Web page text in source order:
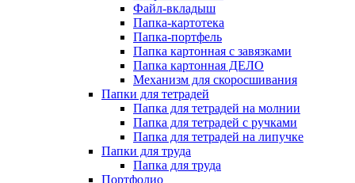
Файл-вкладыш
Папка-картотека
Папка-портфель
Папка картонная с завязками
Папка картонная ДЕЛО
Механизм для скоросшивания
Папки для тетрадей
Папка для тетрадей на молнии
Папка для тетрадей с ручками
Папка для тетрадей на липучке
Папки для труда
Папка для труда
Портфолио